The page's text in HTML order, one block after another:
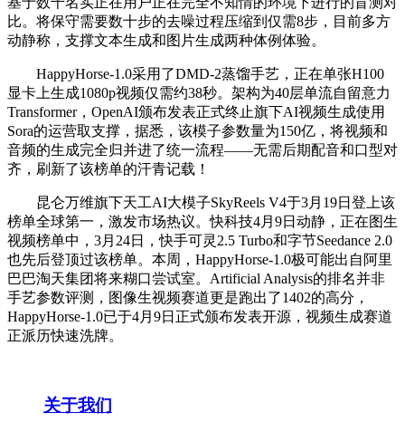
比。将保守需要数十步的去噪过程压缩到仅需8步，目前多方
动静称，支撑文本生成和图片生成两种体例体验。
HappyHorse-1.0采用了DMD-2蒸馏手艺，正在单张H100
显卡上生成1080p视频仅需约38秒。架构为40层单流自留意力
Transformer，OpenAI颁布发表正式终止旗下AI视频生成使用
Sora的运营取支撑，据悉，该模子参数量为150亿，将视频和
音频的生成完全归并进了统一流程——无需后期配音和口型对
齐，刷新了该榜单的汗青记载！
昆仑万维旗下天工AI大模子SkyReels V4于3月19日登上该
榜单全球第一，激发市场热议。快科技4月9日动静，正在图生
视频榜单中，3月24日，快手可灵2.5 Turbo和字节Seedance 2.0
也先后登顶过该榜单。本周，HappyHorse-1.0极可能出自阿里
巴巴淘天集团将来糊口尝试室。Artificial Analysis的排名并非
手艺参数评测，图像生视频赛道更是跑出了1402的高分，
HappyHorse-1.0已于4月9日正式颁布发表开源，视频生成赛道
正派历快速洗牌。
关于我们